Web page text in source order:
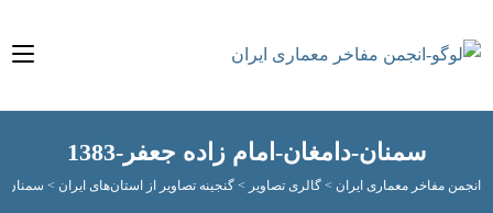
سمنان-دامغان-امام زاده جعفر-1383
مفاخر معماری ایران > گالری تصاویر>گنجینه تصاویر از استان‌های ایران> سمنان>سمنان-